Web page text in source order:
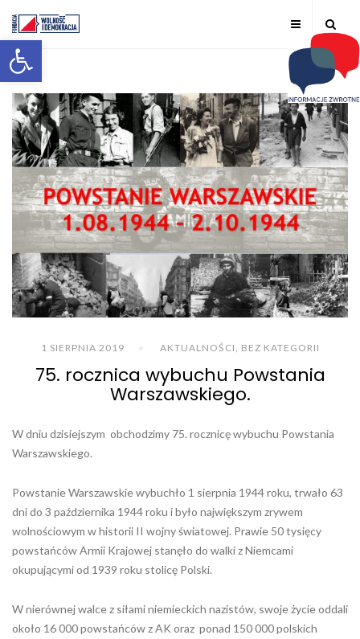
Otwórz pasek narzędzi
1 SIERPNIA 2019 AKTUALNOŚCI BEZ KATEGORII
75. rocznica wybuchu Powstania
Warszawskiego.
W dniu dzisiejszym obchodzimy 75. rocznicę wybuchu Powstania
Warszawskiego.
Powstanie Warszawskie wybuchło 1 sierpnia 1944 roku, trwało 63
dni do 3 października 1944 roku i było największym zrywem
wolnościowym w historii II wojny światowej. Prawie 50 tysięcy
powstańców Armii Krajowej stanęło do walki z Niemcami
okupującymi od 1939 roku stolicę Polski.
W nierównej walce z siłami niemieckich nazistów, swoje życie oddali
około 16 000 powstańców z AK oraz ponad 150 000 polskich